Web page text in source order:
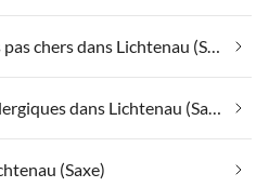
Appartements de vacances pas chers dans Lichtenau (Saxe)
Convient aux personnes allergiques dans Lichtenau (Saxe)
(Saxe)